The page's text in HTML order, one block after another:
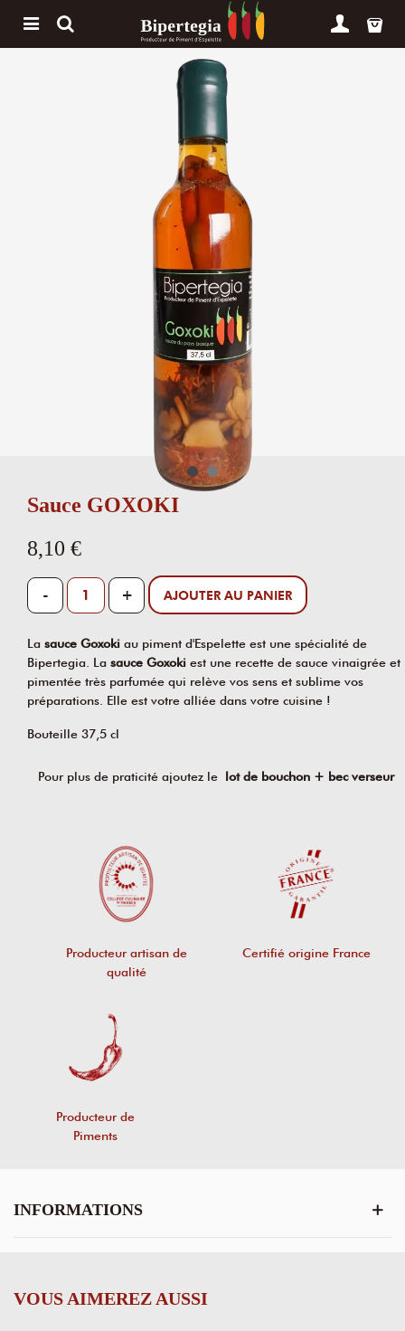
Sauce GOXOKI
8,10 €
- + AJOUTER AU PANIER
La sauce Goxoki au piment d'Espelette est une spécialité de
Bipertegia. La sauce Goxoki est une recette de sauce vinaigrée et
pimentée très parfumée qui relève vos sens et sublime vos
préparations. Elle est votre alliée dans votre cuisine !
Bouteille 37,5 cl
Pour plus de praticité ajoutez le lot de bouchon + bec verseur
Producteur artisan de
qualité
Certifié origine France
Producteur de
Piments
INFORMATIONS
VOUS AIMEREZ AUSSI